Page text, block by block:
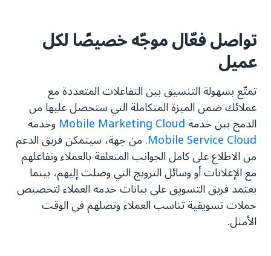
تواصل فعّال موجّه خصيصًا لكل
عميل
تمتّع بسهولة التنسيق بين التفاعلات المتعددة مع
عملائك ضمن الميزة المتكاملة التي ستحصل عليها من
الدمج بين خدمةMobile Marketing Cloud وخدمة
Mobile Service Cloud. من جهة، سيتمكن فريق الدعم
من الاطلاع على كامل الجوانب المتعلقة بالعملاء وتفاعلهم
مع الإعلانات أو وسائل الترويج التي وصلت إليهم، بينما
يعتمد فريق التسويق على بيانات خدمة العملاء لتخصيص
حملات تسويقية تناسب العملاء وتصلهم في الوقت
الأمثل.